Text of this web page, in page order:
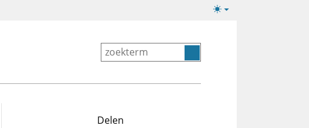
Lichte/donkere
Delen